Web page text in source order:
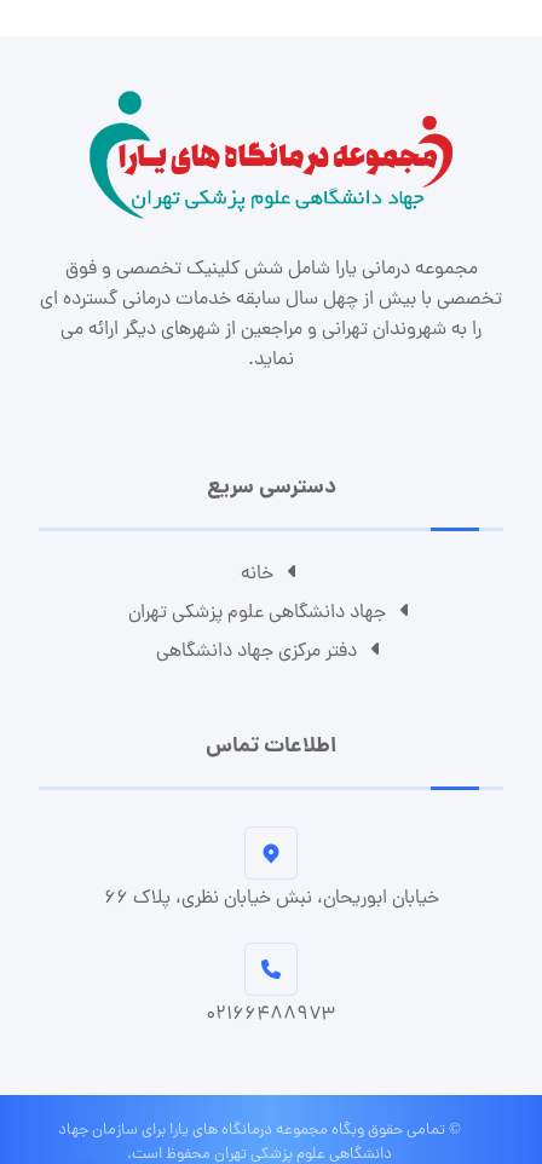
مجموعه درمانی یارا شامل شش کلینیک تخصصی و فوق
تخصصی با بیش از چهل سال سابقه خدمات درمانی گسترده ای
را به شهروندان تهرانی و مراجعین از شهرهای دیگر ارائه می
نماید.
دسترسی سریع
خانه
جهاد دانشگاهی علوم پزشکی تهران
دفتر مرکزی جهاد دانشگاهی
اطلاعات تماس
خیابان ابوریحان، نبش خیابان نظری، پلاک ۶۶
۰۲۱۶۶۴۸۸۹۷۳
© تمامی حقوق وبگاه مجموعه درمانگاه های یارا برای سازمان جهاد
دانشگاهی علوم پزشکی تهران محفوظ است.